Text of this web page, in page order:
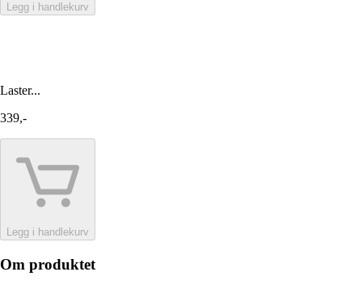
Legg i handlekurv
Laster...
339,-
Legg i handlekurv
Om produktet